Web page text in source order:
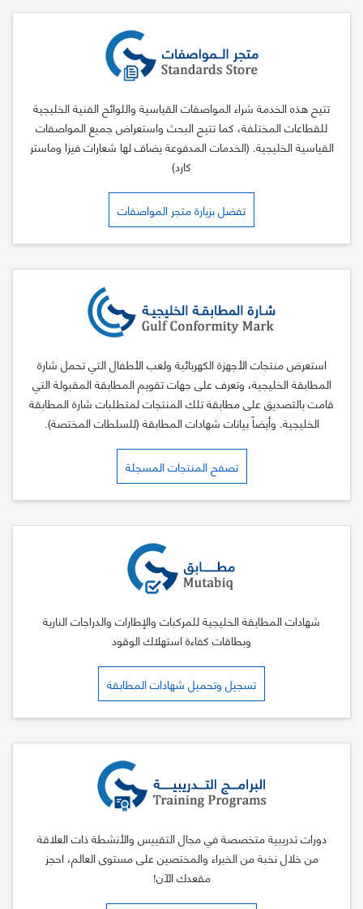
تتيح هذه الخدمة شراء المواصفات القياسية واللوائح الفنية الخليجية
للقطاعات المختلفة، كما تتيح البحث واستعراض جميع المواصفات
القياسية الخليجية. (الخدمات المدفوعة يضاف لها شعارات فيزا وماستر
كارد)
تفضل بزيارة متجر المواصفات
استعرض منتجات الأجهزة الكهربائية ولعب الأطفال التي تحمل شارة
المطابقة الخليجية، وتعرف على جهات تقويم المطابقة المقبولة التي
قامت بالتصديق على مطابقة تلك المنتجات لمتطلبات شارة المطابقة
الخليجية. وأيضاً بيانات شهادات المطابقة (للسلطات المختصة).
تصفح المنتجات المسجلة
شهادات المطابقة الخليجية للمركبات والإطارات والدراجات النارية
وبطاقات كفاءة استهلاك الوقود
تسجيل وتحميل شهادات المطابقة
دورات تدريبية متخصصة في مجال التقييس والأنشطة ذات العلاقة
من خلال نخبة من الخبراء والمختصين على مستوى العالم، احجز
مقعدك الآن!